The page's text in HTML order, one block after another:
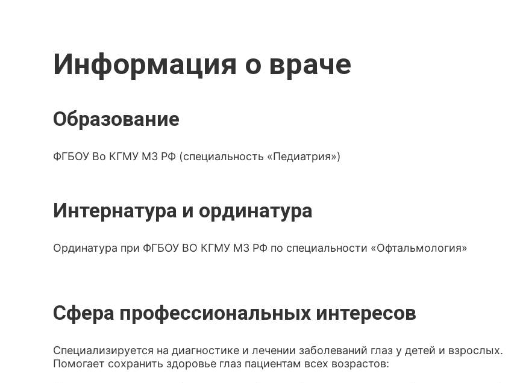
Информация о враче
Образование
ФГБОУ Во КГМУ МЗ РФ (специальность «Педиатрия»)
Интернатура и ординатура
Ординатура при ФГБОУ ВО КГМУ МЗ РФ по специальности «Офтальмология»
Сфера профессиональных интересов
Специализируется на диагностике и лечении заболеваний глаз у детей и взрослых.
Помогает сохранить здоровье глаз пациентам всех возрастов: